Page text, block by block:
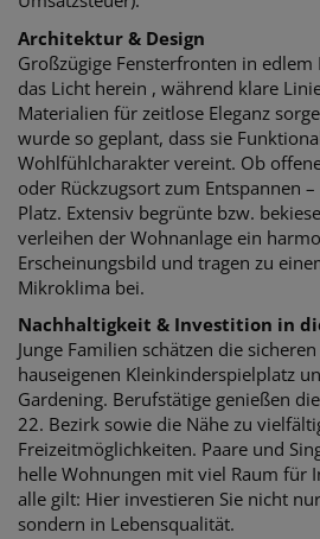
Architektur & Design
Großzügige Fensterfronten in edlem
das Licht herein , während klare
Materialien für zeitlose Eleganz
wurde so geplant, dass sie
Wohlfühlcharakter vereint. Ob
oder Rückzugsort zum Entspannen
Platz. Extensiv begrünte bzw.
verleihen der Wohnanlage ein
Erscheinungsbild und tragen zu
Mikroklima bei.
Nachhaltigkeit & Investition in
Junge Familien schätzen die
hauseigenen Kleinkinderspielplatz
Gardening. Berufstätige genießen
22. Bezirk sowie die Nähe zu
Freizeitmöglichkeiten. Paare und
helle Wohnungen mit viel Raum für
alle gilt: Hier investieren Sie nicht
sondern in Lebensqualität.